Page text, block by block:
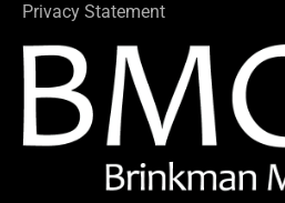
Privacy Statement